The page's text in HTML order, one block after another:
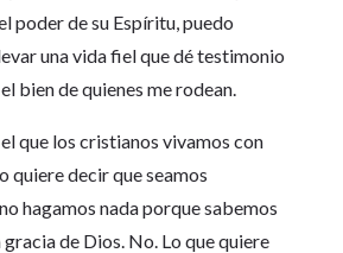
poder de su Espíritu, puedo
una vida fiel que dé testimonio
bien de quienes me rodean.
que los cristianos vivamos con
quiere decir que seamos
hagamos nada porque sabemos
de Dios. No. Lo que quiere